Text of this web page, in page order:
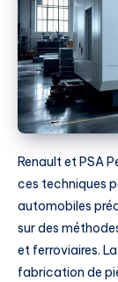
Renault et PSA
ces techniques
automobiles
sur des
et ferroviaires.
fabrication de